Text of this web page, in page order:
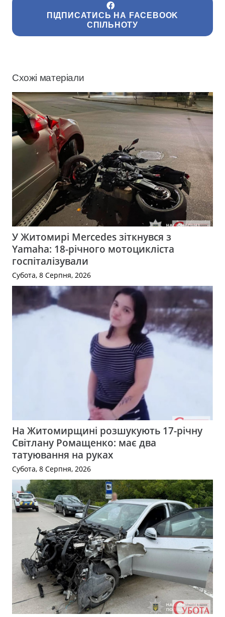
ПІДПИСАТИСЬ НА FACEBOOK
СПІЛЬНОТУ
Схожі матеріали
У Житомирі Mercedes зіткнувся з
Yamaha: 18-річного мотоцикліста
госпіталізували
Субота, 8 Серпня, 2026
На Житомирщині розшукують 17-річну
Світлану Ромащенко: має два
татуювання на руках
Субота, 8 Серпня, 2026